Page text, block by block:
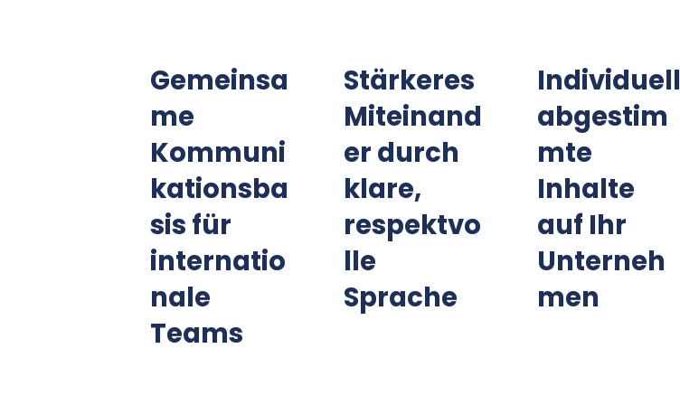
Gemeinsa
me
Kommuni
kationsba
sis für
internatio
nale
Teams
Stärkeres
Miteinand
er durch
klare,
respektvo
lle
Sprache
Individuell
abgestim
mte
Inhalte
auf Ihr
Unterneh
men